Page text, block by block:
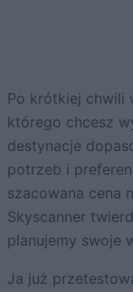
Po krótkiej chwili
którego chcesz
destynacje
potrzeb i
szacowana cena
Skyscanner
planujemy swoje
Ja już